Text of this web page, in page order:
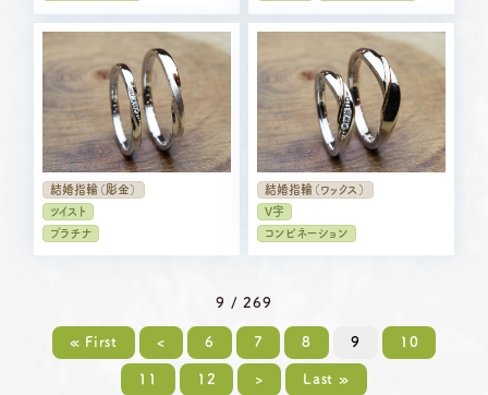
結婚指輪（彫金）
ツイスト
プラチナ
結婚指輪（ワックス）
V字
コンビネーション
9 / 269
« First < 6 7 8 9 10
11 12 > Last »